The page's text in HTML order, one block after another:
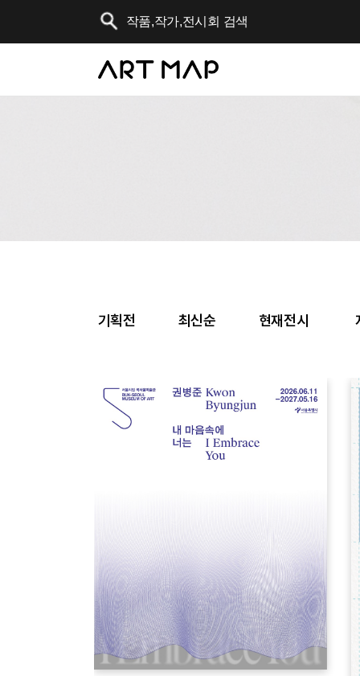
기획전 최신순 현재전시